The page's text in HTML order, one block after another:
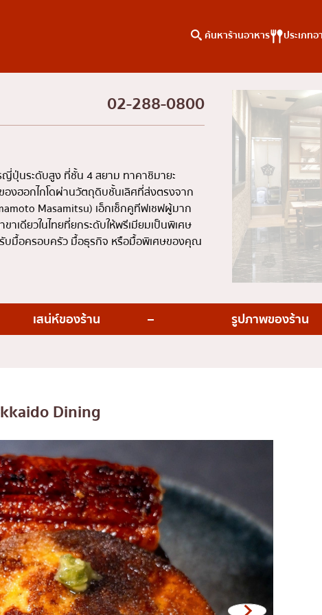
ค้นหาร้านอาหาร ประเภทอ
ปุ่น
ญี่ปุ่น
ยากิ
ค้นหาตามพื้นที่
ธนบุรี
สยาม
ทองหล่อ
เอกมัย
อารีย์
สีลม
รัชดา
เพลินจิต
ชิดลม
บางนา
นานา
อุดมสุข
ศรีราชา
ไอคอนสยาม
คอลัมน์ความรู้
บทความที่KOLแนะนำ
02-288-0800
ปุ่นระดับสูง ที่ชั้น 4 สยาม ทาคาชิมายะ
งฮอกไกโดผ่านวัตถุดิบชั้นเลิศที่ส่งตรงจาก
Masamitsu) เอ็กเซ็กคูทีฟเชฟผู้มาก
เดียวในไทยที่ยกระดับให้พรีเมียมเป็นพิเศษ
บมื้อครอบครัว มื้อธุรกิจ หรือมื้อพิเศษของคุณ
เสน่ห์ของร้าน รูปภาพของร้าน
Dining